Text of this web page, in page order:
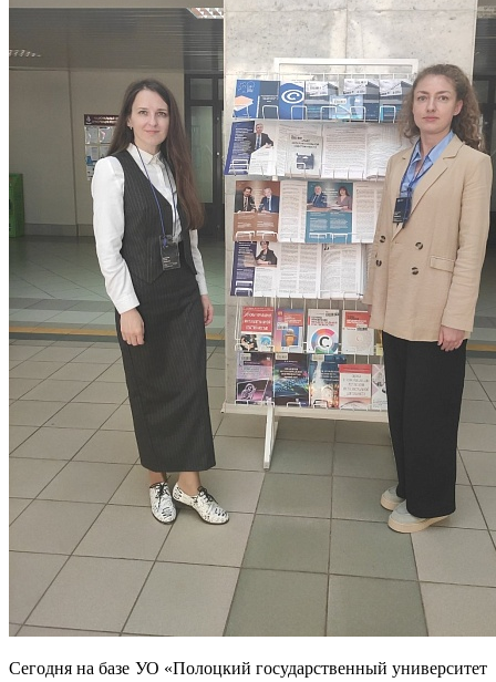
Сегодня на базе УО «Полоцкий государственный университет